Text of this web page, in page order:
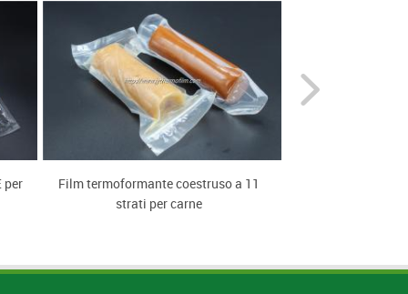
per
Film termoformante coestruso a 11
strati per carne